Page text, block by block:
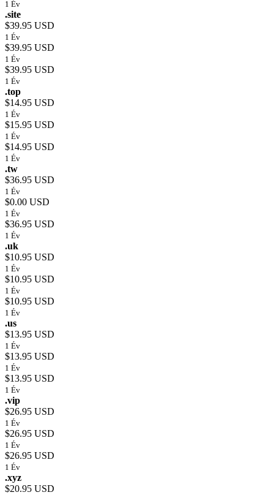
1 Év
.site
$39.95 USD
1 Év
$39.95 USD
1 Év
$39.95 USD
1 Év
.top
$14.95 USD
1 Év
$15.95 USD
1 Év
$14.95 USD
1 Év
.tw
$36.95 USD
1 Év
$0.00 USD
1 Év
$36.95 USD
1 Év
.uk
$10.95 USD
1 Év
$10.95 USD
1 Év
$10.95 USD
1 Év
.us
$13.95 USD
1 Év
$13.95 USD
1 Év
$13.95 USD
1 Év
.vip
$26.95 USD
1 Év
$26.95 USD
1 Év
$26.95 USD
1 Év
.xyz
$20.95 USD